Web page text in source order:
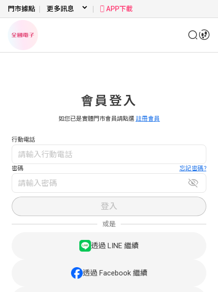
門市據點 APP下載
會員登入
如您已是實體門市會員請點選 註冊會員
行動電話
密碼 忘記密碼?
登入
或是
透過 LINE 繼續
透過 Facebook 繼續